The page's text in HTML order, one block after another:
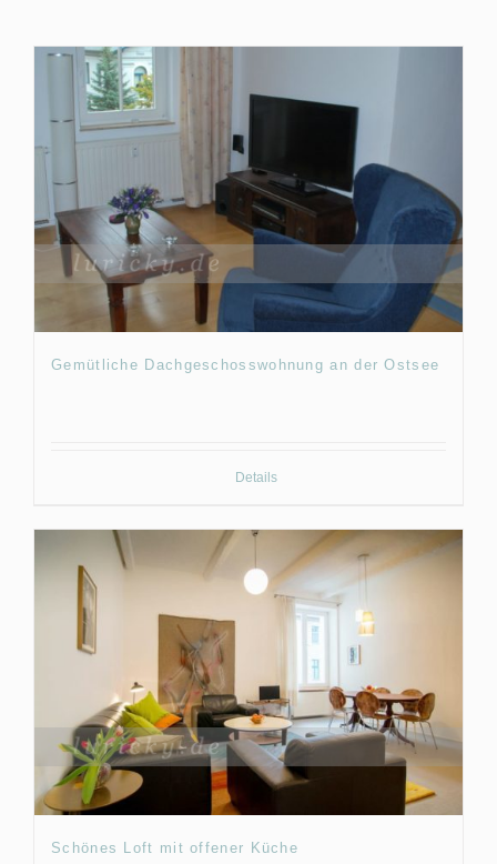
Gemütliche Dachgeschosswohnung an der Ostsee
Details
Schönes Loft mit offener Küche